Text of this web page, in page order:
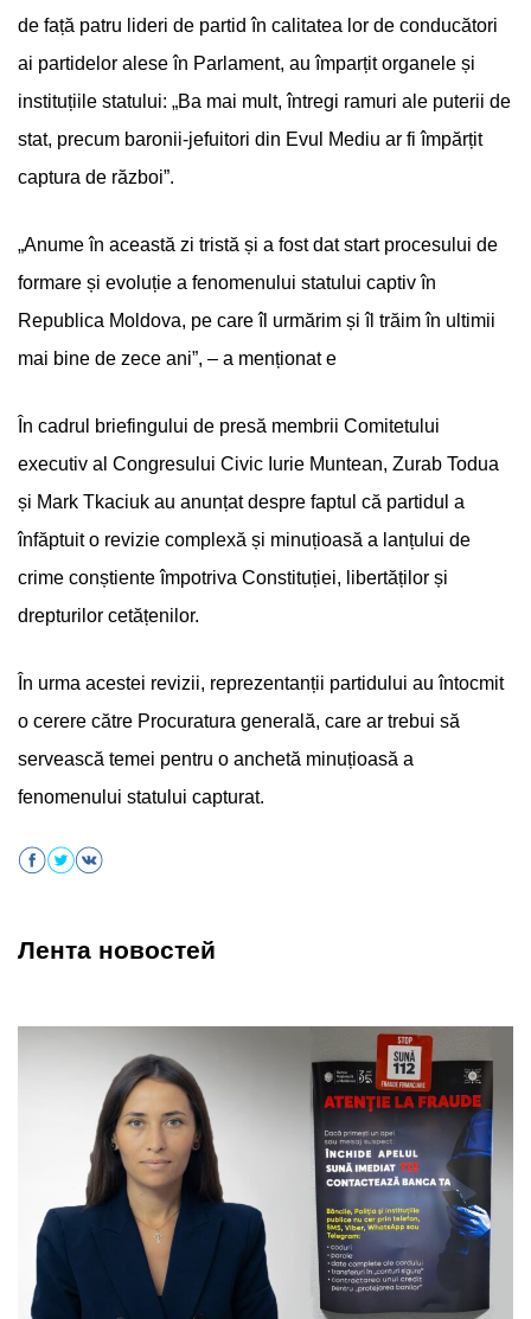
de față patru lideri de partid în calitatea lor de conducători
ai partidelor alese în Parlament, au împarțit organele și
instituțiile statului: „Ba mai mult, întregi ramuri ale puterii de
stat, precum baronii-jefuitori din Evul Mediu ar fi împărțit
captura de război”.
„Anume în această zi tristă și a fost dat start procesului de
formare și evoluție a fenomenului statului captiv în
Republica Moldova, pe care îl urmărim și îl trăim în ultimii
mai bine de zece ani”, – a menționat e
În cadrul briefingului de presă membrii Comitetului
executiv al Congresului Civic Iurie Muntean, Zurab Todua
și Mark Tkaciuk au anunțat despre faptul că partidul a
înfăptuit o revizie complexă și minuțioasă a lanțului de
crime conștiente împotriva Constituției, libertăților și
drepturilor cetățenilor.
În urma acestei revizii, reprezentanții partidului au întocmit
o cerere către Procuratura generală, care ar trebui să
servească temei pentru o anchetă minuțioasă a
fenomenului statului capturat.
Лента новостей